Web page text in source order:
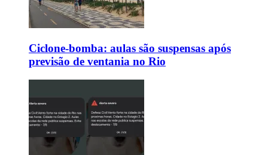
Ciclone-bomba: aulas são suspensas após
previsão de ventania no Rio